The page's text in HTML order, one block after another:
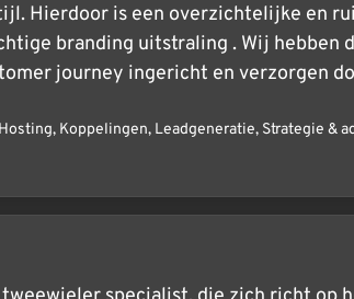
Hierdoor is een overzichtelijke en
branding uitstraling . Wij hebben
journey ingericht en verzorgen
Hosting, Koppelingen, Leadgeneratie, Strategie &